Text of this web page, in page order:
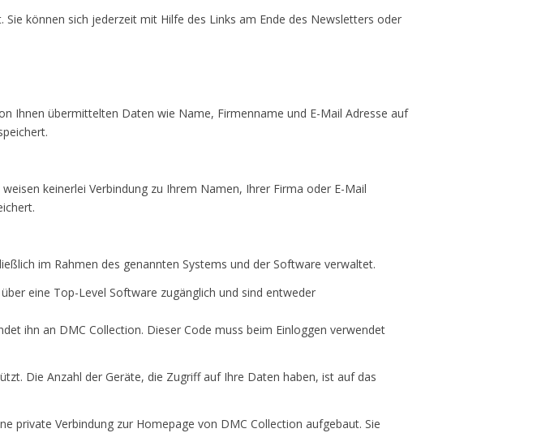
können sich jederzeit mit Hilfe des Links am Ende des Newsletters oder
Ihnen übermittelten Daten wie Name, Firmenname und E-Mail Adresse auf
keinerlei Verbindung zu Ihrem Namen, Ihrer Firma oder E-Mail
im Rahmen des genannten Systems und der Software verwaltet.
eine Top-Level Software zugänglich und sind entweder
ihn an DMC Collection. Dieser Code muss beim Einloggen verwendet
Die Anzahl der Geräte, die Zugriff auf Ihre Daten haben, ist auf das
private Verbindung zur Homepage von DMC Collection aufgebaut. Sie